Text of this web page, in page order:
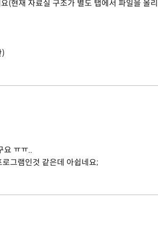
(현재 자료실 구조가 별도 탭에서 파일을 올
요 ㅠㅠ..
그램인것 같은데 아쉽네요;